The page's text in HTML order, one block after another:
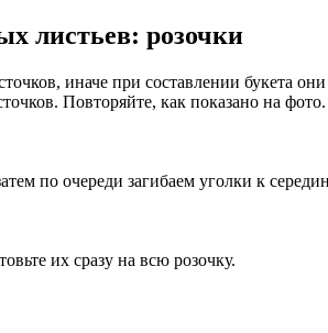
листьев: розочки
иначе при составлении букета
Повторяйте, как показано на фото.
по очереди загибаем уголки к
их сразу на всю розочку.